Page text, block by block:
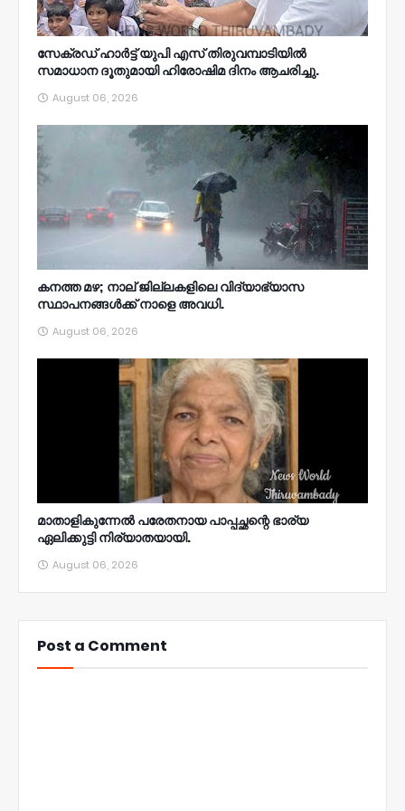
സേക്രഡ് ഹാർട്ട് യുപി എസ് തിരുവമ്പാടിയിൽ
സമാധാന ദൂതുമായി ഹിരോഷിമ ദിനം ആചരിച്ചു.
August 06, 2026
കനത്ത മഴ; നാല്‌ ജില്ലകളിലെ വിദ്യാഭ്യാസ
സ്ഥാപനങ്ങൾക്ക് നാളെ അവധി.
August 06, 2026
മാതാളികുന്നേൽ പരേതനായ പാപ്പച്ഛന്റെ ഭാര്യ
ഏലിക്കുട്ടി നിര്യാതയായി.
August 06, 2026
Post a Comment